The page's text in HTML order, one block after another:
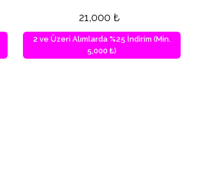
21,000 ₺
2 ve Üzeri Alımlarda %25 İndirim (Min.
5,000 ₺)